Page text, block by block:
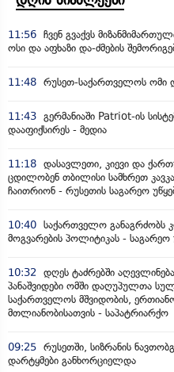
11:56 ჩვენ გვაქვს
ოსი და აფხაზი და-ძმების
11:48 რუსეთ-საქართველოს ომი
11:43 გერმანიაში Patriot-ის
დააფიქსირეს - მედია
11:18 დასავლეთი, კიევი და
ცდილობენ თბილისი სამხრეთ
ჩაითრიონ - რუსეთის საგარეო
10:40 საქართველო განაგრძობს
მოგვარების პოლიტიკას - საგარეო
10:32 დღეს ტაძრებში
პანაშვიდები ომში დაღუპულთა
საქართველოს მშვიდობის,
მთლიანობისათვის - საპატრიარქო
09:25 რუსეთში, სიზრანის
დარტყმები განხორციელდა